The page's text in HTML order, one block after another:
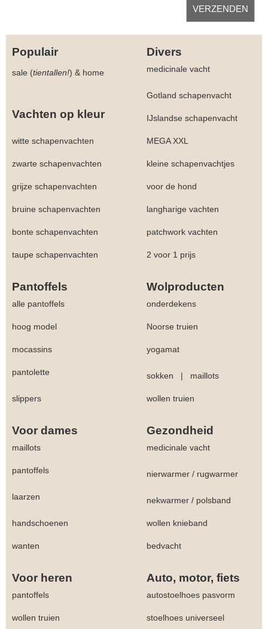
Populair Divers
sale (tientallen!) & home medicinale vacht
Gotland schapenvacht
Vachten op kleur IJslandse schapenvacht
witte schapenvachten MEGA XXL
zwarte schapenvachten kleine schapenvachtjes
grijze schapenvachten voor de hond
bruine schapenvachten langharige vachten
bonte schapenvachten patchwork vachten
taupe schapenvachten 2 voor 1 prijs
Pantoffels Wolproducten
alle pantoffels onderdekens
hoog model Noorse truien
mocassins yogamat
pantolette sokken | maillots
slippers wollen truien
Voor dames Gezondheid
maillots medicinale vacht
pantoffels nierwarmer / rugwarmer
laarzen nekwarmer / polsband
handschoenen wollen knieband
wanten bedvacht
Voor heren Auto, motor, fiets
pantoffels autostoelhoes pasvorm
wollen truien stoelhoes universeel